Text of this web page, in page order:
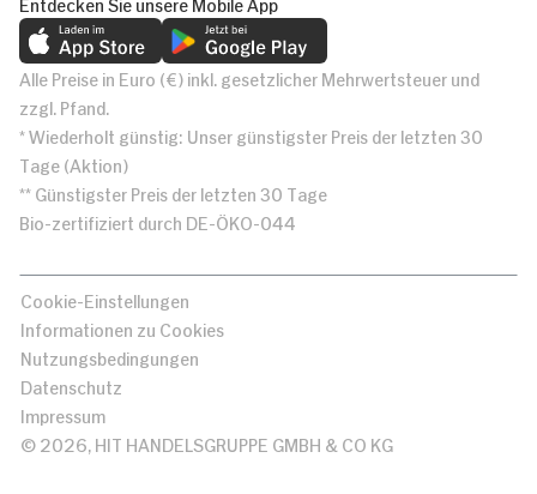
Alle Preise in Euro (€) inkl. gesetzlicher Mehrwertsteuer und
zzgl. Pfand.
* Wiederholt günstig: Unser günstigster Preis der letzten 30
Tage (Aktion)
** Günstigster Preis der letzten 30 Tage
Bio-zertifiziert durch DE-ÖKO-044
Cookie-Einstellungen
Informationen zu Cookies
Nutzungsbedingungen
Datenschutz
Impressum
© 2026, HIT HANDELSGRUPPE GMBH & CO KG